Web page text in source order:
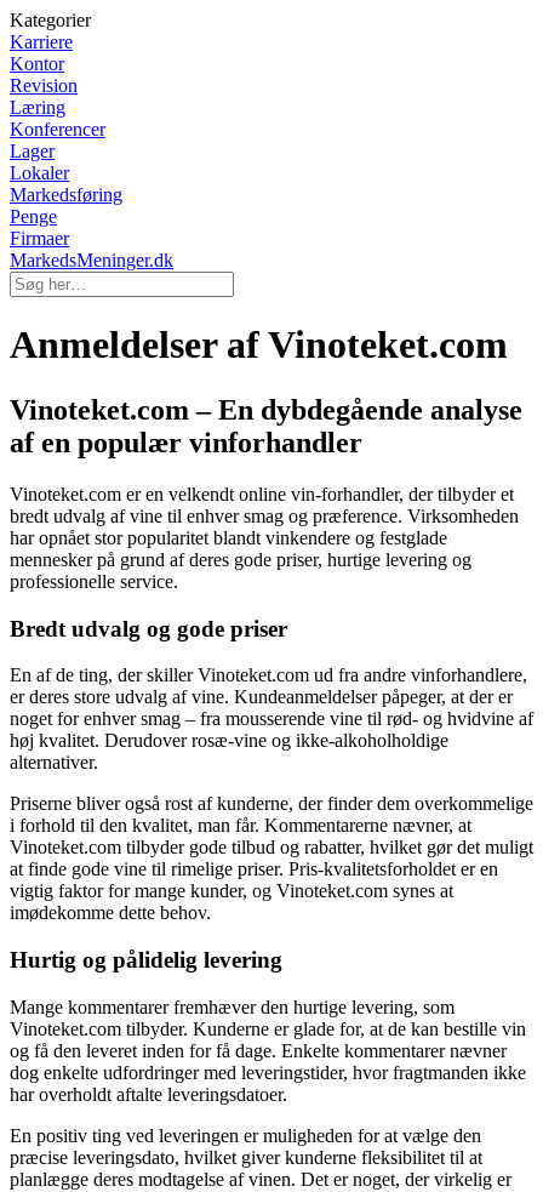
Kategorier
Karriere
Kontor
Revision
Læring
Konferencer
Lager
Lokaler
Markedsføring
Penge
Firmaer
MarkedsMeninger.dk
Anmeldelser af Vinoteket.com
Vinoteket.com – En dybdegående analyse
af en populær vinforhandler
Vinoteket.com er en velkendt online vin-forhandler, der tilbyder et
bredt udvalg af vine til enhver smag og præference. Virksomheden
har opnået stor popularitet blandt vinkendere og festglade
mennesker på grund af deres gode priser, hurtige levering og
professionelle service.
Bredt udvalg og gode priser
En af de ting, der skiller Vinoteket.com ud fra andre vinforhandlere,
er deres store udvalg af vine. Kundeanmeldelser påpeger, at der er
noget for enhver smag – fra mousserende vine til rød- og hvidvine af
høj kvalitet. Derudover rosæ-vine og ikke-alkoholholdige
alternativer.
Priserne bliver også rost af kunderne, der finder dem overkommelige
i forhold til den kvalitet, man får. Kommentarerne nævner, at
Vinoteket.com tilbyder gode tilbud og rabatter, hvilket gør det muligt
at finde gode vine til rimelige priser. Pris-kvalitetsforholdet er en
vigtig faktor for mange kunder, og Vinoteket.com synes at
imødekomme dette behov.
Hurtig og pålidelig levering
Mange kommentarer fremhæver den hurtige levering, som
Vinoteket.com tilbyder. Kunderne er glade for, at de kan bestille vin
og få den leveret inden for få dage. Enkelte kommentarer nævner
dog enkelte udfordringer med leveringstider, hvor fragtmanden ikke
har overholdt aftalte leveringsdatoer.
En positiv ting ved leveringen er muligheden for at vælge den
præcise leveringsdato, hvilket giver kunderne fleksibilitet til at
planlægge deres modtagelse af vinen. Det er noget, der virkelig er